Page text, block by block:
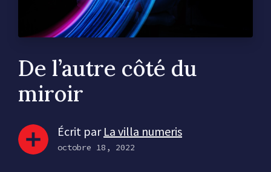
De l’autre côté du
miroir
Écrit par La villa numeris
octobre 18, 2022